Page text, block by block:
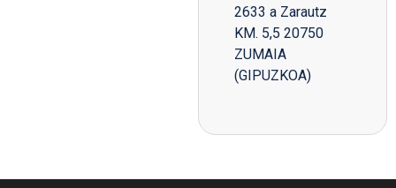
2633 a Zarautz
KM. 5,5 20750
ZUMAIA
(GIPUZKOA)